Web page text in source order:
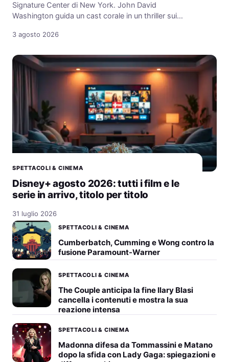
Signature Center di New York. John David
Washington guida un cast corale in un thriller sui…
3 agosto 2026
SPETTACOLI & CINEMA
Disney+ agosto 2026: tutti i film e le
serie in arrivo, titolo per titolo
31 luglio 2026
SPETTACOLI & CINEMA
Cumberbatch, Cumming e Wong contro la
fusione Paramount-Warner
SPETTACOLI & CINEMA
The Couple anticipa la fine Ilary Blasi
cancella i contenuti e mostra la sua
reazione intensa
SPETTACOLI & CINEMA
Madonna difesa da Tommassini e Matano
dopo la sfida con Lady Gaga: spiegazioni e